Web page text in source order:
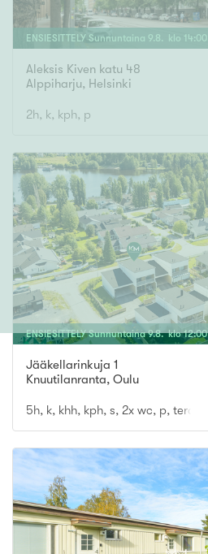
ENSIESITTELY Sunnuntaina 9. 8 . klo 14:00
Aleksis Kiven katu 48
Alppiharju, Helsinki
2h, k, kph, p
ENSIESITTELY Sunnuntaina 9.8. klo12:00
Jääkellarinkuja 1
Knuutilanranta, Oulu
5h, k, khh, kph, s, 2x wc, p, terassi